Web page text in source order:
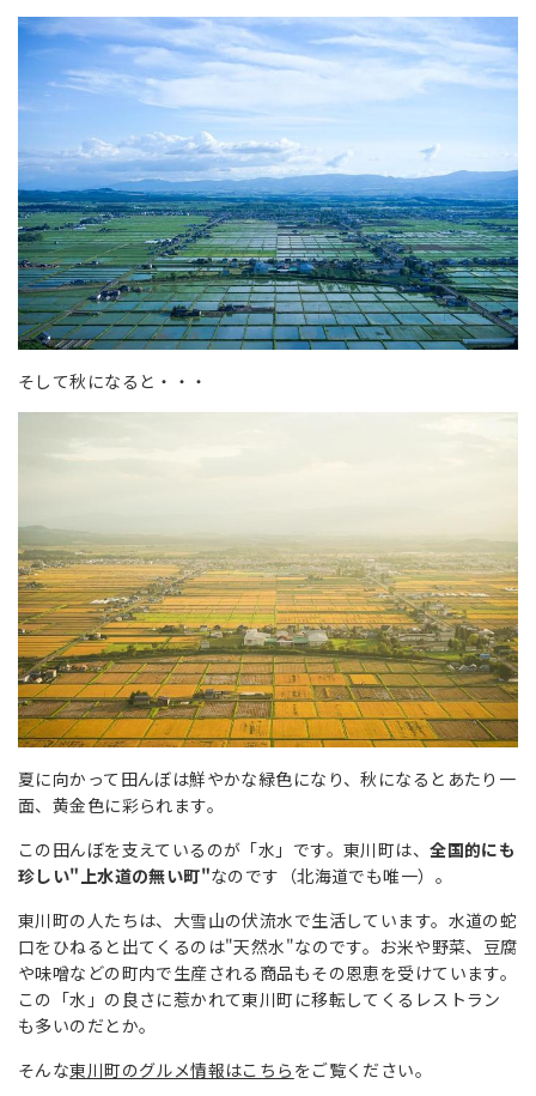
そして秋になると・・・
夏に向かって田んぼは鮮やかな緑色になり、秋になるとあたり一
面、黄金色に彩られます。
この田んぼを支えているのが「水」です。東川町は、全国的にも
珍しい"上水道の無い町"なのです（北海道でも唯一）。
東川町の人たちは、大雪山の伏流水で生活しています。水道の蛇
口をひねると出てくるのは"天然水"なのです。お米や野菜、豆腐
や味噌などの町内で生産される商品もその恩恵を受けています。
この「水」の良さに惹かれて東川町に移転してくるレストラン
も多いのだとか。
そんな東川町のグルメ情報はこちら をご覧ください。